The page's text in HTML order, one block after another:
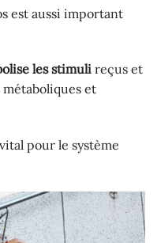
est aussi important
les stimuli reçus et
et
pour le système